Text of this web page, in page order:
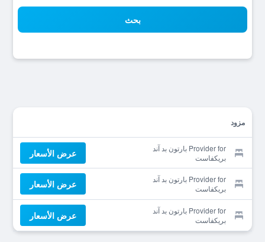
بحث
مزود
Provider for بارتون بد آند
بريكفاست
عرض الأسعار
Provider for بارتون بد آند
بريكفاست
عرض الأسعار
Provider for بارتون بد آند
بريكفاست
عرض الأسعار